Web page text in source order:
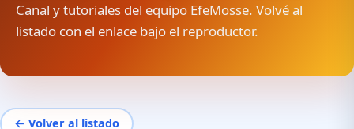
Canal y tutoriales del equipo EfeMosse. Volvé al
listado con el enlace bajo el reproductor.
← Volver al listado